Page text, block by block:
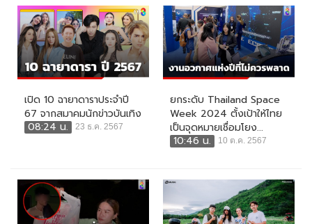
เปิด 10 ฉายาดาราประจำปี
67 จากสมาคมนักข่าวบันเทิง
08:24 น.
23 ธ.ค. 2567
ยกระดับ Thailand Space
Week 2024 ตั้งเป้าให้ไทย
เป็นจุดหมายเชื่อมโยง...
10:46 น.
10 ต.ค. 2567